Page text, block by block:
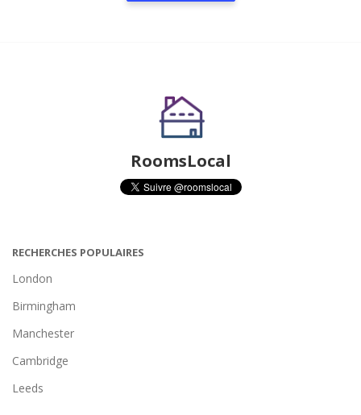
RoomsLocal
RECHERCHES POPULAIRES
London
Birmingham
Manchester
Cambridge
Leeds